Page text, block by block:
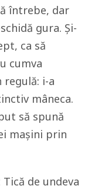
întrebe, dar
gura. Și-
ca să
cumva
regulă: i-a
mâneca.
să spună
mașini prin
de undeva